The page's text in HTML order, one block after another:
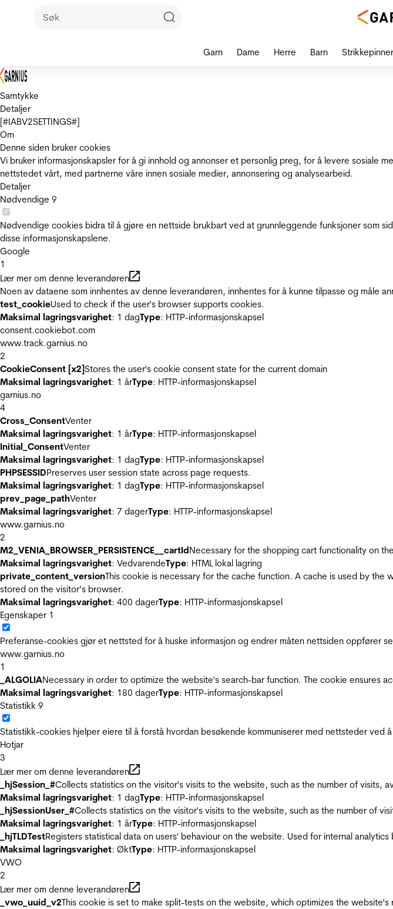
Samtykke
Detaljer
[#IABV2SETTINGS#]
Om
Denne siden bruker cookies
Vi bruker informasjonskapsler for å gi innhold og annonser et personlig preg, for å levere sosiale
nettstedet vårt, med partnerne våre innen sosiale medier, annonsering og analysearbeid.
Detaljer
Nødvendige 9
Nødvendige cookies bidra til å gjøre en nettside brukbart ved at grunnleggende funksjoner som
disse informasjonskapslene.
Google
1
Lær mer om denne leverandøren
Noen av dataene som innhentes av denne leverandøren, innhentes for å kunne tilpasse og måle
test_cookieUsed to check if the user's browser supports cookies.
Maksimal lagringsvarighet: 1 dagType: HTTP-informasjonskapsel
consent.cookiebot.com
www.track.garnius.no
2
CookieConsent [x2]Stores the user's cookie consent state for the current domain
Maksimal lagringsvarighet: 1 årType: HTTP-informasjonskapsel
garnius.no
4
Cross_ConsentVenter
Maksimal lagringsvarighet: 1 årType: HTTP-informasjonskapsel
Initial_ConsentVenter
Maksimal lagringsvarighet: 1 dagType: HTTP-informasjonskapsel
PHPSESSIDPreserves user session state across page requests.
Maksimal lagringsvarighet: 1 dagType: HTTP-informasjonskapsel
prev_page_pathVenter
Maksimal lagringsvarighet: 7 dagerType: HTTP-informasjonskapsel
www.garnius.no
2
M2_VENIA_BROWSER_PERSISTENCE__cartIdNecessary for the shopping cart functionality on
Maksimal lagringsvarighet: VedvarendeType: HTML lokal lagring
private_content_versionThis cookie is necessary for the cache function. A cache is used by
stored on the visitor’s browser.
Maksimal lagringsvarighet: 400 dagerType: HTTP-informasjonskapsel
Egenskaper 1
Preferanse-cookies gjør et nettsted for å huske informasjon og endrer måten nettsiden oppfører
www.garnius.no
1
_ALGOLIANecessary in order to optimize the website's search-bar function. The cookie ensures
Maksimal lagringsvarighet: 180 dagerType: HTTP-informasjonskapsel
Statistikk 9
Statistikk-cookies hjelper eiere til å forstå hvordan besøkende kommuniserer med nettsteder ved
Hotjar
3
Lær mer om denne leverandøren
_hjSession_#Collects statistics on the visitor's visits to the website, such as the number of visits,
Maksimal lagringsvarighet: 1 dagType: HTTP-informasjonskapsel
_hjSessionUser_#Collects statistics on the visitor's visits to the website, such as the number of
Maksimal lagringsvarighet: 1 årType: HTTP-informasjonskapsel
_hjTLDTestRegisters statistical data on users' behaviour on the website. Used for internal
Maksimal lagringsvarighet: ØktType: HTTP-informasjonskapsel
VWO
2
Lær mer om denne leverandøren
_vwo_uuid_v2This cookie is set to make split-tests on the website, which optimizes the
Garn Dame Herre Barn Strikkepinner